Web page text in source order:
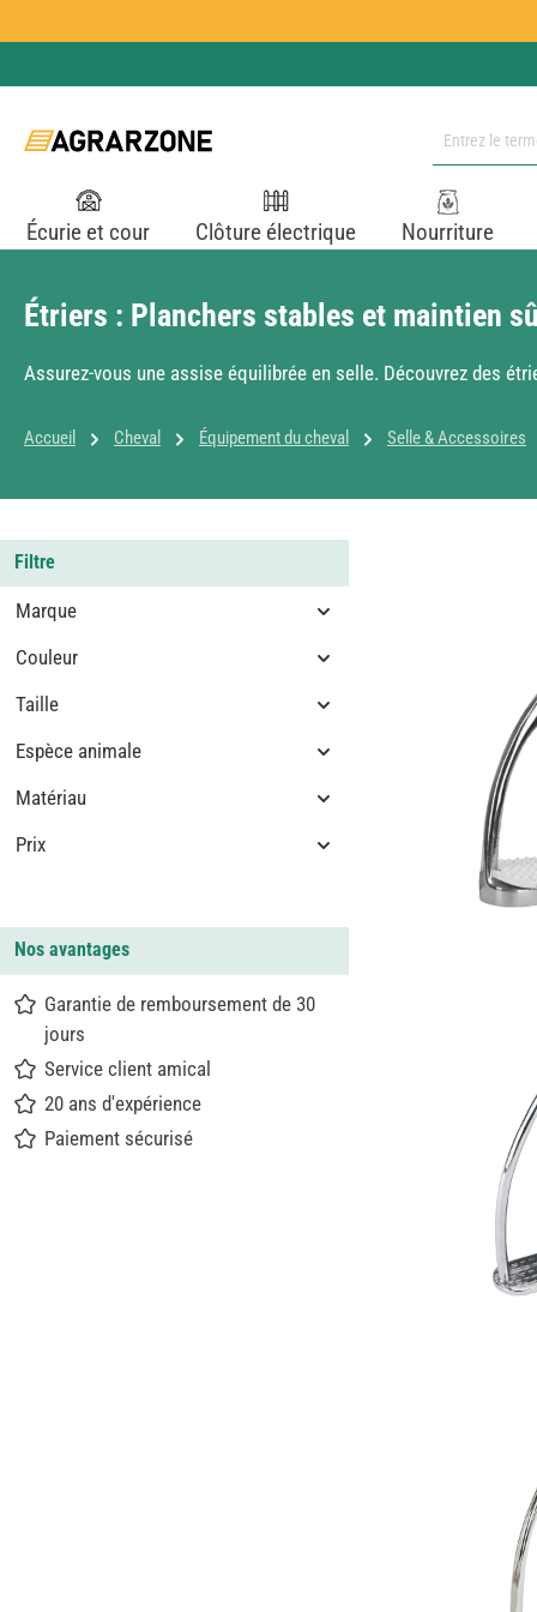
Écurie et cour Clôture électrique Nourriture
Étriers : Planchers stables et maintien
Assurez-vous une assise équilibrée en selle. Découvrez des
Accueil Cheval Équipement du cheval Selle & Accessoires
Filtre
Marque
Couleur
Taille
Espèce animale
Matériau
Prix
Nos avantages
Garantie de remboursement de 30
jours
Service client amical
20 ans d'expérience
Paiement sécurisé